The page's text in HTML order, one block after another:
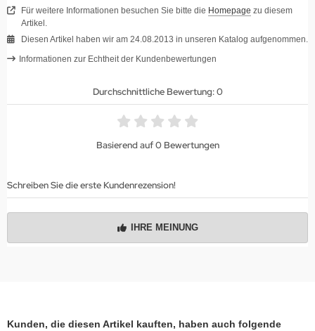
Für weitere Informationen besuchen Sie bitte die Homepage zu diesem
Artikel.
Diesen Artikel haben wir am 24.08.2013 in unseren Katalog aufgenommen.
Informationen zur Echtheit der Kundenbewertungen
Durchschnittliche Bewertung: 0
Basierend auf 0 Bewertungen
Schreiben Sie die erste Kundenrezension!
IHRE MEINUNG
Kunden, die diesen Artikel kauften, haben auch folgende